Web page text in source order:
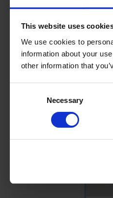
This website uses
We use cookies to
information about your
other information that
Necessary